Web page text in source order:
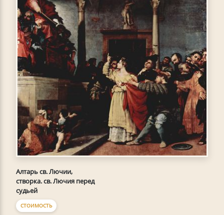
Алтарь св. Лючии,
створка. св. Лючия перед
судьей
СТОИМОСТЬ